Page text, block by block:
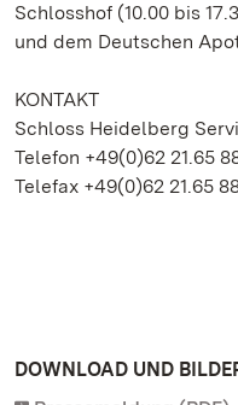
Schlosshof (10.00 bis
und dem Deutschen
KONTAKT
Schloss Heidelberg
Telefon +49(0)62 21.65
Telefax +49(0)62 21.65
DOWNLOAD UND